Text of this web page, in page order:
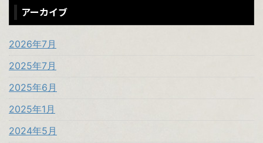
アーカイブ
2026年7月
2025年7月
2025年6月
2025年1月
2024年5月